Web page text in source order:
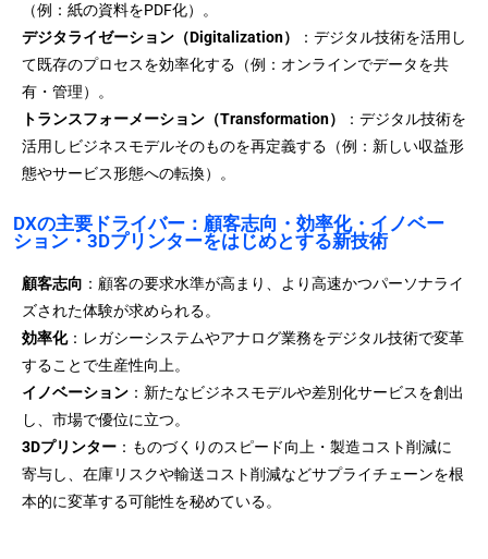
（例：紙の資料をPDF化）。
デジタライゼーション（Digitalization）
：デジタル技術を活用し
て既存のプロセスを効率化する（例：オンラインでデータを共
有・管理）。
トランスフォーメーション（Transformation）
：デジタル技術を
活用しビジネスモデルそのものを再定義する（例：新しい収益形
態やサービス形態への転換）。
DXの主要ドライバー：顧客志向・効率化・イノベー
ション・3Dプリンターをはじめとする新技術
顧客志向 ：顧客の要求水準が高まり、より高速かつパーソナライ
ズされた体験が求められる。
効率化：レガシーシステムやアナログ業務をデジタル技術で変革
することで生産性向上。
イノベーション ：新たなビジネスモデルや差別化サービスを創出
し、市場で優位に立つ。
3Dプリンター ：ものづくりのスピード向上・製造コスト削減に
寄与し、在庫リスクや輸送コスト削減などサプライチェーンを根
本的に変革する可能性を秘めている。